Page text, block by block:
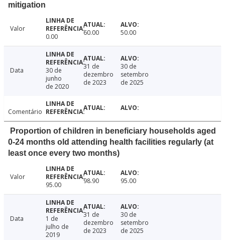
mitigation
Valor
0.00
60.00 50.00
Data
30 de
junho
de 2020
31 de
dezembro
de 2023
30 de
setembro
de 2025
Comentário
Proportion of children in beneficiary households aged
0-24 months old attending health facilities regularly (at
least once every two months)
Valor
95.00
98.90 95.00
Data
1 de
julho de
2019
31 de
dezembro
de 2023
30 de
setembro
de 2025